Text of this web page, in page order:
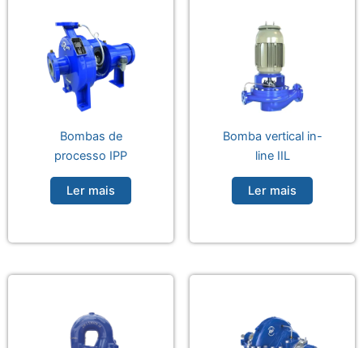
Bombas de
processo IPP
Ler mais
Bomba vertical in-
line IIL
Ler mais